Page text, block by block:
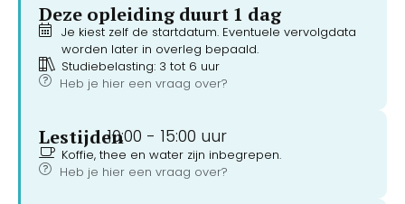
Deze opleiding duurt 1 dag
Je kiest zelf de startdatum. Eventuele vervolgdata
worden later in overleg bepaald.
Studiebelasting: 3 tot 6 uur
Heb je hier een vraag over?
Lestijden10:00 - 15:00 uur
Koffie, thee en water zijn inbegrepen.
Heb je hier een vraag over?